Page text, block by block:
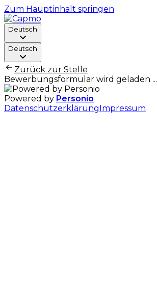
Zum Hauptinhalt springen
Deutsch
Deutsch
Zurück zur Stelle
Bewerbungsformular wird geladen ...
Powered by Personio
DatenschutzerklärungImpressum